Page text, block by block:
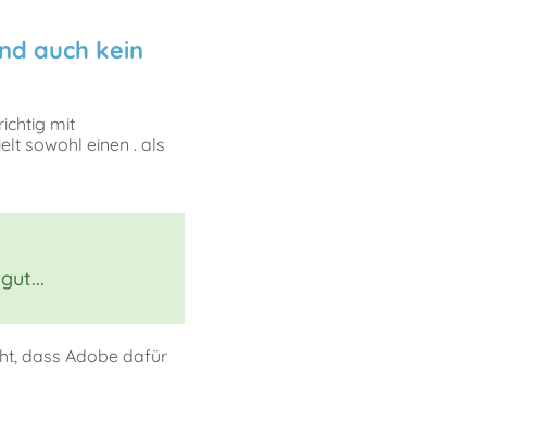
auch kein
mit
sowohl einen . als
dass Adobe dafür